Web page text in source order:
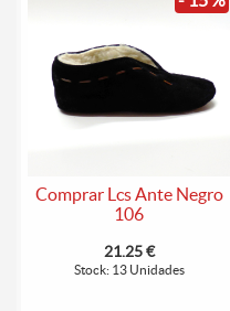
Comprar Lcs Ante Negro
106
21.25 €
Stock: 13 Unidades